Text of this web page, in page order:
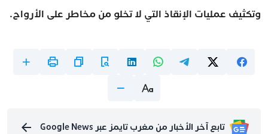
وتكثيف عمليات الإنقاذ التي لا تخلو من مخاطر على الأرواح.
تابع آخر الأخبار من مغرب تايمز عبر Google News